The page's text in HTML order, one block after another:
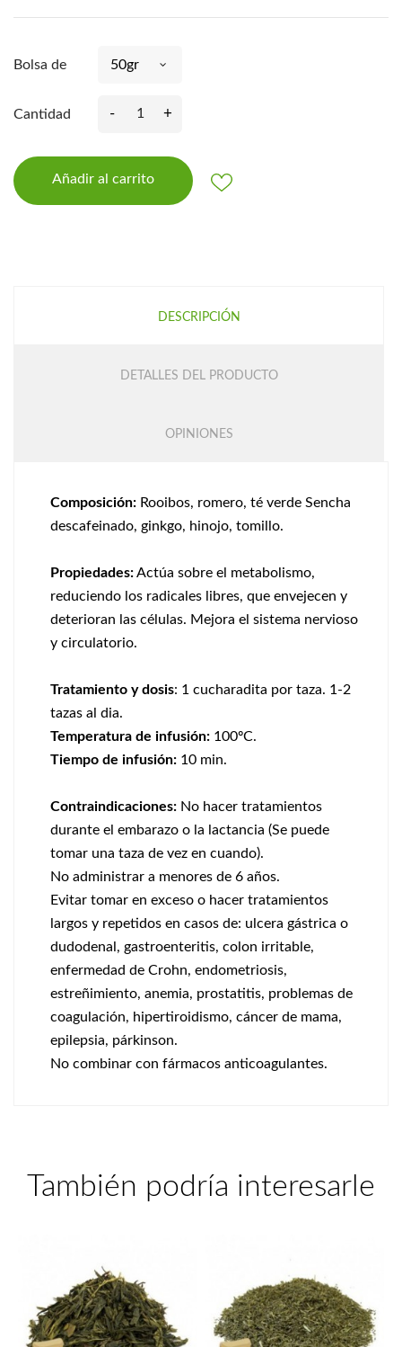
Bolsa de
Cantidad - +
Añadir al carrito
DESCRIPCIÓN
DETALLES DEL PRODUCTO
OPINIONES
Composición: Rooibos, romero, té verde Sencha
descafeinado, ginkgo, hinojo, tomillo.
Propiedades:Actúa sobre el metabolismo,
reduciendo los radicales libres, que envejecen y
deterioran las células. Mejora el sistema nervioso
y circulatorio.
Tratamiento y dosis: 1 cucharadita por taza. 1-2
tazas al dia.
Temperatura de infusión: 100ºC.
Tiempo de infusión: 10 min.
Contraindicaciones: No hacer tratamientos
durante el embarazo o la lactancia (Se puede
tomar una taza de vez en cuando).
No administrar a menores de 6 años.
Evitar tomar en exceso o hacer tratamientos
largos y repetidos en casos de: ulcera gástrica o
dudodenal, gastroenteritis, colon irritable,
enfermedad de Crohn, endometriosis,
estreñimiento, anemia, prostatitis, problemas de
coagulación, hipertiroidismo, cáncer de mama,
epilepsia, párkinson.
No combinar con fármacos anticoagulantes.
También podría interesarle